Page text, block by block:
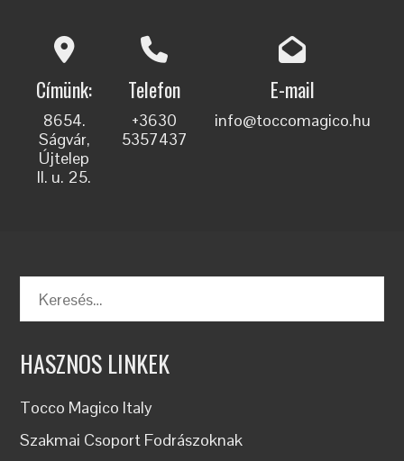
Címünk:
8654.
Ságvár,
Újtelep
II. u. 25.
Telefon
+3630
5357437
E-mail
info@toccomagico.hu
Keresés:
HASZNOS LINKEK
Tocco Magico Italy
Szakmai Csoport Fodrászoknak